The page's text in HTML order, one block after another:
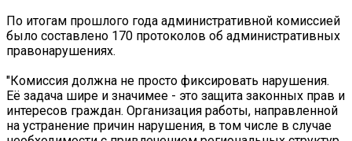
По итогам прошлого года административной комиссией
было составлено 170 протоколов об административных
правонарушениях.
"Комиссия должна не просто фиксировать нарушения.
Её задача шире и значимее - это защита законных прав и
интересов граждан. Организация работы, направленной
на устранение причин нарушения, в том числе в случае